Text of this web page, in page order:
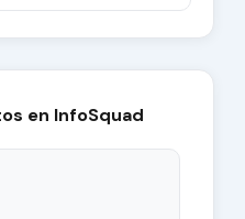
en InfoSquad